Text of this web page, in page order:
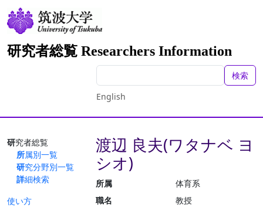
研究者総覧 Researchers Information
検索
English
研究者総覧
所属別一覧
研究分野別一覧
詳細検索
使い方
渡辺 良夫(ワタナベ ヨ
シオ)
所属
体育系
職名
教授